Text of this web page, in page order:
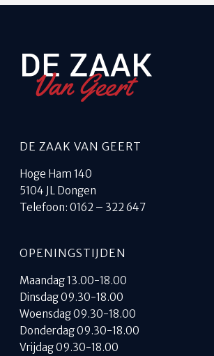
DE ZAAK VAN GEERT
Hoge Ham 140
5104 JL Dongen
Telefoon: 0162 – 322 647
OPENINGSTIJDEN
Maandag 13.00-18.00
Dinsdag 09.30-18.00
Woensdag 09.30-18.00
Donderdag 09.30-18.00
Vrijdag 09.30-18.00